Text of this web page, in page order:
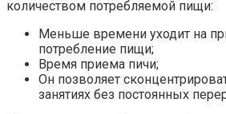
Меньше времени уходит на
потребление пищи;
Время приема пичи;
Он позволяет
занятиях без постоянных